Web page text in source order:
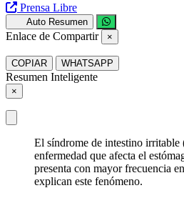
Prensa Libre
Auto Resumen
Enlace de Compartir ×
COPIAR WHATSAPP
Resumen Inteligente
×
El síndrome de intestino irritable
enfermedad que afecta el
presenta con mayor frecuencia
explican este fenómeno.